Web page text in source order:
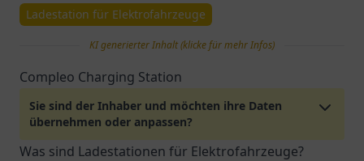
Ladestation für Elektrofahrzeuge
KI generierter Inhalt (klicke für mehr Infos)
Compleo Charging Station
Sie sind der Inhaber und möchten ihre Daten
übernehmen oder anpassen?
Was sind Ladestationen für Elektrofahrzeuge?